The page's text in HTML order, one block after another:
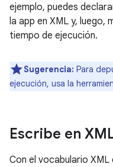
ejemplo, puedes
la app en XML y, luego,
tiempo de ejecución.
Sugerencia: Para
ejecución, usa la
Escribe en
Con el vocabulario